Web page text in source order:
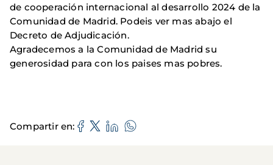
de cooperación internacional al desarrollo 2024 de la
Comunidad de Madrid. Podeis ver mas abajo el
Decreto de Adjudicación.
Agradecemos a la Comunidad de Madrid su
generosidad para con los paises mas pobres.
Compartir en